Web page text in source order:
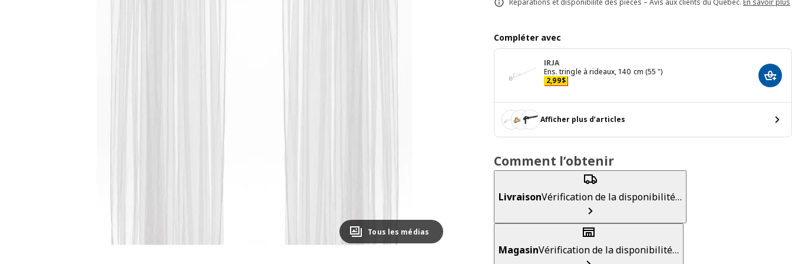
Tous les médias
Compléter avec
IRJA
Ens. tringle à rideaux, 140 cm (55 ")
2,99$
Prix 2,99$
Afficher plus d’articles
Comment l’obtenir
LivraisonVérification de la disponibilité…
MagasinVérification de la disponibilité…